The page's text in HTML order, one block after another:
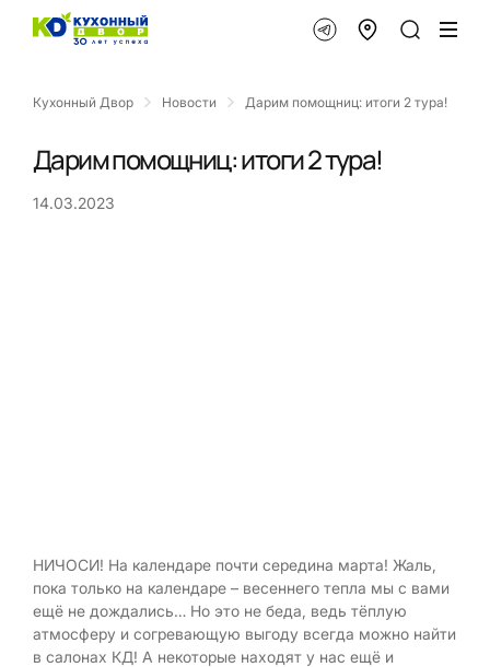
Кухонный Двор Новости Дарим помощниц: итоги 2 тура!
Дарим помощниц: итоги 2 тура!
14.03.2023
НИЧОСИ! На календаре почти середина марта! Жаль,
пока только на календаре – весеннего тепла мы с вами
ещё не дождались… Но это не беда, ведь тёплую
атмосферу и согревающую выгоду всегда можно найти
в салонах КД! А некоторые находят у нас ещё и